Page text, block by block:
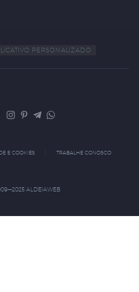
PERSONALIZADO
E COOKIES TRABALHE CONOSCO
ALDEIAWEB